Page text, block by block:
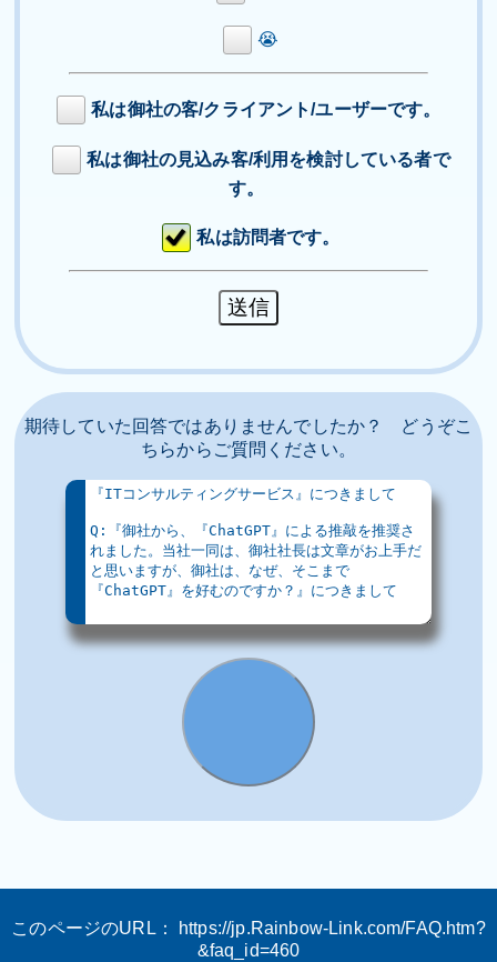
😭
私は御社の客/クライアント/ユーザーです。
私は御社の見込み客/利用を検討している者で
す。
私は訪問者です。
期待していた回答ではありませんでしたか？ どうぞこ
ちらからご質問ください。
このページのURL：
https://jp.Rainbow-Link.com/FAQ.htm?
&faq_id=460